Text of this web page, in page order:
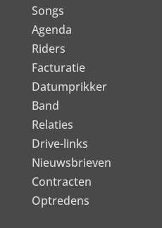
Songs
Agenda
Riders
Facturatie
Datumprikker
Band
Relaties
Drive-links
Nieuwsbrieven
Contracten
Optredens